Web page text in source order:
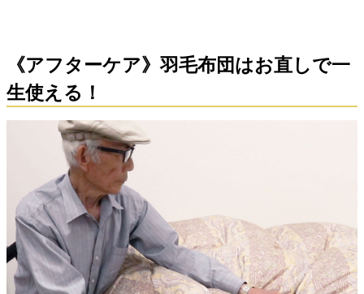
《アフターケア》羽毛布団はお直しで一
生使える！